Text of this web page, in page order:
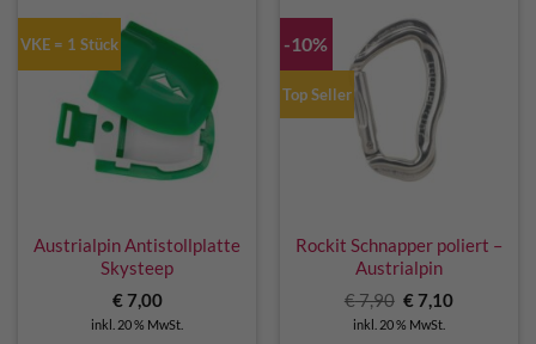
VKE = 1 Stück
Austrialpin Antistollplatte
Skysteep
€7,00
inkl. 20 % MwSt.
-10%
Top Seller
Rockit Schnapper poliert –
Austrialpin
€7,90 Ursprünglicher
Preis
war:
€7,10Aktueller
inkl. 20 % MwSt.